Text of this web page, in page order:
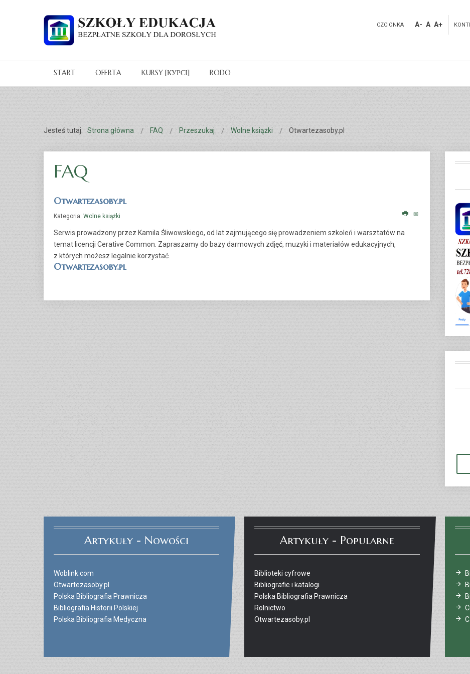
: Invalid argument supplied for foreach() in/home/klient.dhosting.pl/edukacja/szkoly-edukacja.pl/public_html/libraries/joomla/
CZCIONKA A- A A+
START OFERTA KURSY [КУРСІ] RODO
Jesteś tutaj: Strona główna FAQ Przeszukaj Wolne książki Otwartezasoby.pl
FAQ
Otwartezasoby.pl
Kategoria: Wolne książki
Serwis prowadzony przez Kamila Śliwowskiego, od lat zajmującego się prowadzeniem szkoleń i warsztatów na
temat licencji Cerative Common. Zapraszamy do bazy darmowych zdjęć, muzyki i materiałów edukacyjnych,
z których możesz legalnie korzystać.
Otwartezasoby.pl
Artykuły - Nowości
Woblink.com
Otwartezasoby.pl
Polska Bibliografia Prawnicza
Bibliografia Historii Polskiej
Polska Bibliografia Medyczna
Artykuły - Popularne
Biblioteki cyfrowe
Bibliografie i katalogi
Polska Bibliografia Prawnicza
Rolnictwo
Otwartezasoby.pl